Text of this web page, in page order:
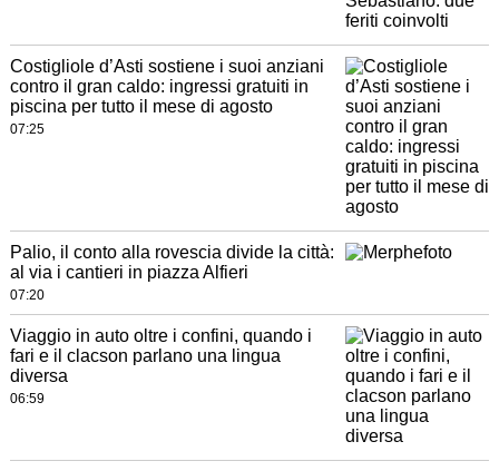
Costigliole d’Asti sostiene i suoi anziani
contro il gran caldo: ingressi gratuiti in
piscina per tutto il mese di agosto
07:25
Palio, il conto alla rovescia divide la città:
al via i cantieri in piazza Alfieri
07:20
Viaggio in auto oltre i confini, quando i
fari e il clacson parlano una lingua
diversa
06:59